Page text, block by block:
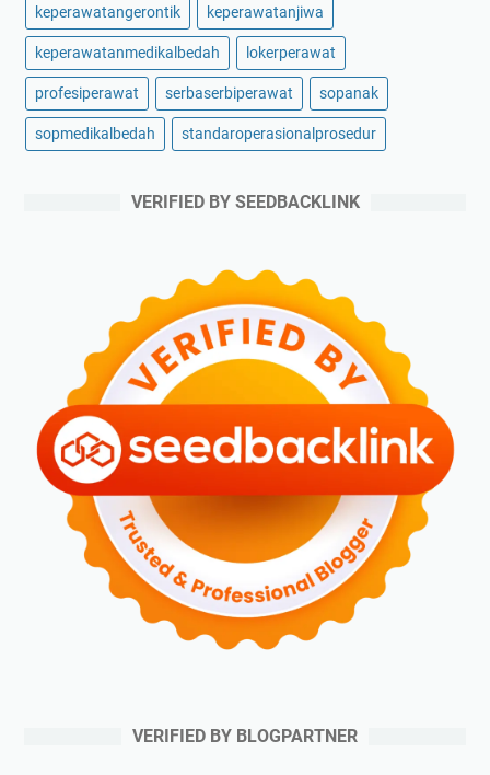
keperawatangerontik keperawatanjiwa
keperawatanmedikalbedah lokerperawat
profesiperawat serbaserbiperawat sopanak
sopmedikalbedah standaroperasionalprosedur
VERIFIED BY SEEDBACKLINK
VERIFIED BY BLOGPARTNER